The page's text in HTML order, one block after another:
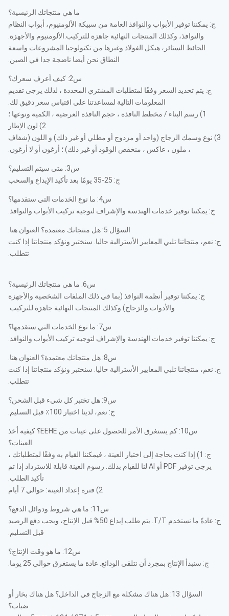
ما هي منتجاتك الرئيسية؟
ج: يمكننا توفير الأبواب والنوافذ العامة من سبيكة الألومنيوم، أبواب النظام
والنوافذ، وكذلك المنتجات النهائية جاهزة للتركيب.الألومنيوم والأجهزة.
الحائط الستائر، هيكل الفولاذ وغيرها من تكنولوجيا المشروعات واسعة
النطاق نحن أيضا ناضجة جدا في الصين.
س2: كيف أعرف سعرك؟
ج: يتم تحديد السعر وفقًا لمتطلبات المشتري المحددة ، لذلك يرجى تقديم
المعلومات التالية لمساعدتنا على اقتباس سعر دقيق لك.
1) رسم البناء / مخطط النافذة ، حجم النافذة العرضية ، الكمية ونوعها ؛
2) لون الإطار
3) نوع وسمك الزجاج (واحد أو مزدوج أو مطلي أو غير ذلك) و اللون (شفاف
، ملون ، عاكس ، منخفض الوقود أو غير ذلك) ؛ أرغون أو لا أرغون.
س3: متى سيتم التسليم؟
ج: 25-35 يومًا بعد تأكيد الإيداع والسحب
س4: ما نوع الخدمات التي ستقدمها؟
ج: يمكننا توفير خدمات الهندسة والإشراف لتوجيه تركيب الأبواب والنوافذ.
السؤال 5: هل منتجاتك معتمدة؟ العنوان هنا.
ج: نعم، منتجاتنا تلبي المعايير الأسترالية حاليا. سنختبر ونؤكد منتجاتنا إذا كنت
تتطلب.
س6: ما هي منتجاتك الرئيسية؟
ج: يمكننا توفير أنظمة النوافذ (بما في ذلك الملفات الشخصية والأجهزة
والأدوات والزجاج) وكذلك المنتجات النهائية جاهزة للتركيب.
س7: ما نوع الخدمات التي ستقدمها؟
ج: يمكننا توفير خدمات الهندسة والإشراف لتوجيه تركيب الأبواب والنوافذ.
س8: هل منتجاتك معتمدة؟ العنوان هنا.
ج: نعم، منتجاتنا تلبي المعايير الأسترالية حاليا. سنختبر ونؤكد منتجاتنا إذا كنت
تتطلب.
س9: هل تختبر كل شيء قبل الشحن؟
ج: نعم، لدينا اختبار 100٪ قبل التسليم.
س10: كم يستغرق الأمر للحصول على عينات من EEHE؟ كيفية أخذ
العينات؟
ج: 1) إذا كنت بحاجة إلى اختبار العينة ، فيمكننا القيام به وفقًا لمتطلباتك ،
يرجى توفير PDF أو AI لنا للقيام بذلك. رسوم العينة قابلة للاسترداد إذا تم
تأكيد الطلب.
2) فترة إعداد العينة: حوالي 7 أيام
س11: ما هي شروط ودوائل الدفع؟
ج: عادةً ما نستخدم T/T. يتم طلب إيداع 50% قبل الإنتاج، ويجب دفع الرصيد
قبل التسليم.
س12: ما هو وقت الإنتاج؟
ج: سنبدأ الإنتاج بمجرد أن نتلقى الودائع. عادة ما يستغرق حوالي 25 يوما.
السؤال 13: هل هناك مشكلة مع الزجاج في الداخل؟ هل هناك بخار أو
ضباب؟